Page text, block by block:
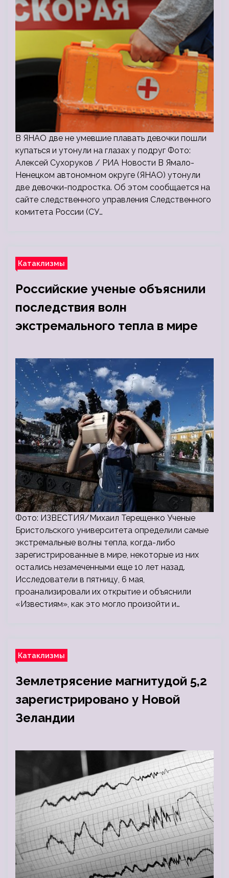
В ЯНАО две не умевшие плавать девочки пошли
купаться и утонули на глазах у подруг Фото:
Алексей Сухоруков / РИА Новости В Ямало-
Ненецком автономном округе (ЯНАО) утонули
две девочки-подростка. Об этом сообщается на
сайте следственного управления Следственного
комитета России (СУ…
Катаклизмы
Российские ученые объяснили
последствия волн
экстремального тепла в мире
Фото: ИЗВЕСТИЯ/Михаил Терещенко Ученые
Бристольского университета определили самые
экстремальные волны тепла, когда-либо
зарегистрированные в мире, некоторые из них
остались незамеченными еще 10 лет назад.
Исследователи в пятницу, 6 мая,
проанализировали их открытие и объяснили
«Известиям», как это могло произойти и…
Катаклизмы
Землетрясение магнитудой 5,2
зарегистрировано у Новой
Зеландии